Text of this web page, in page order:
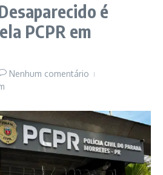
é
PCPR em
Nenhum comentário